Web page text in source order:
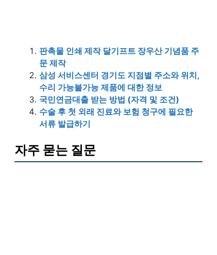
판촉물 인쇄 제작 달기프트 장우산 기념품 주
문 제작
삼성 서비스센터 경기도 지점별 주소와 위치,
수리 가능불가능 제품에 대한 정보
국민연금대출 받는 방법 (자격 및 조건)
수술 후 첫 외래 진료와 보험 청구에 필요한
서류 발급하기
자주 묻는 질문